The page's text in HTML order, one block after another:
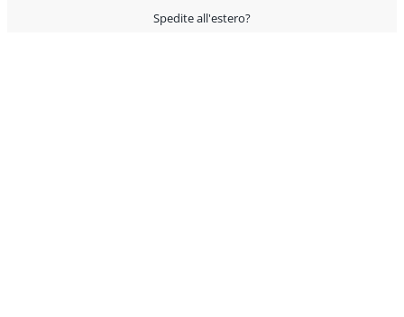
Spedite all'estero?